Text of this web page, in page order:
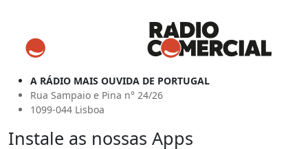
A RÁDIO MAIS OUVIDA DE PORTUGAL
Rua Sampaio e Pina n° 24/26
1099-044 Lisboa
Instale as nossas Apps